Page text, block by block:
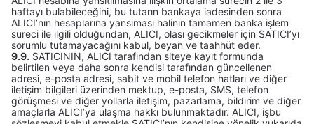
haftayı bulabileceğini, bu tutarın bankaya iadesinden sonra
ALICI’nın hesaplarına yansıması halinin tamamen banka işlem
süreci ile ilgili olduğundan, ALICI, olası gecikmeler için SATICI’yı
sorumlu tutamayacağını kabul, beyan ve taahhüt eder.
9.9. SATICININ, ALICI tarafından siteye kayıt formunda
belirtilen veya daha sonra kendisi tarafından güncellenen
adresi, e-posta adresi, sabit ve mobil telefon hatları ve diğer
iletişim bilgileri üzerinden mektup, e-posta, SMS, telefon
görüşmesi ve diğer yollarla iletişim, pazarlama, bildirim ve diğer
amaçlarla ALICI’ya ulaşma hakkı bulunmaktadır. ALICI, işbu